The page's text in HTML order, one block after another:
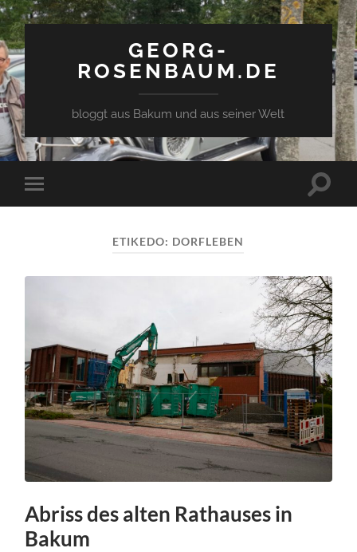
GEORG-
ROSENBAUM.DE
bloggt aus Bakum und aus seiner Welt
Toggle
mobile
Toggle
ETIKEDO: DORFLEBEN
Abriss des alten Rathauses in
Bakum